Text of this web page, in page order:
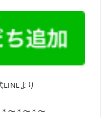
LINEより
〜＊〜＊〜